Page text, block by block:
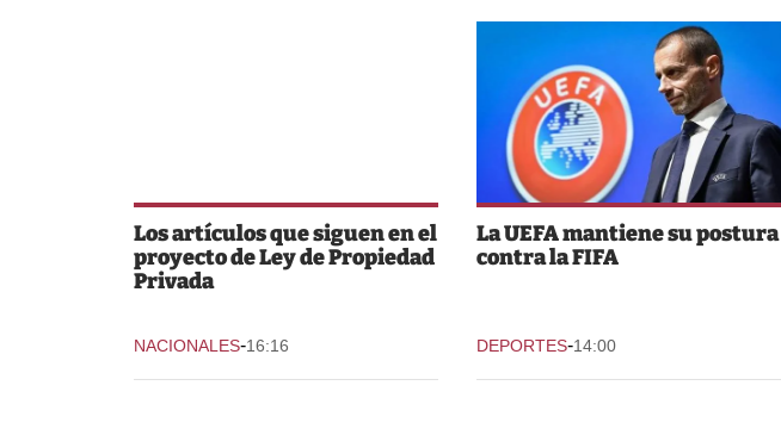
Los artículos que siguen en el
proyecto de Ley de Propiedad
Privada
NACIONALES-16:16
La UEFA mantiene su postura
contra la FIFA
DEPORTES-14:00